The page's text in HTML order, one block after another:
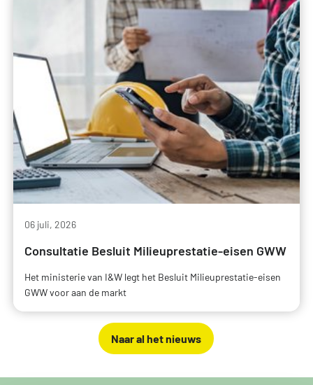
06 juli, 2026
Consultatie Besluit Milieuprestatie-eisen GWW
Het ministerie van I&W legt het Besluit Milieuprestatie-eisen
GWW voor aan de markt
Naar al het nieuws